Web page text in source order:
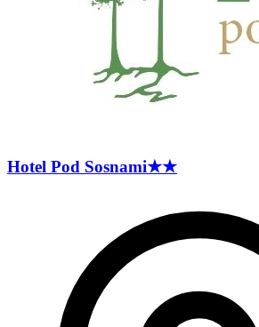
Hotel Pod Sosnami★★